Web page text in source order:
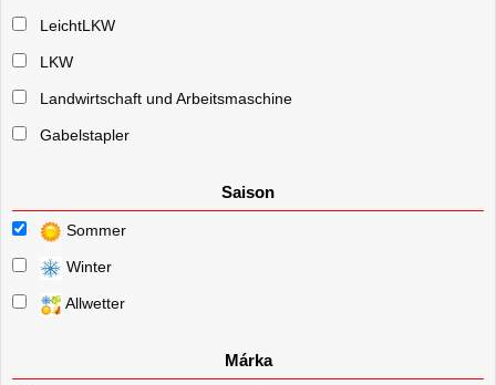
LeichtLKW
LKW
Landwirtschaft und Arbeitsmaschine
Gabelstapler
Saison
Sommer
Winter
Allwetter
Márka